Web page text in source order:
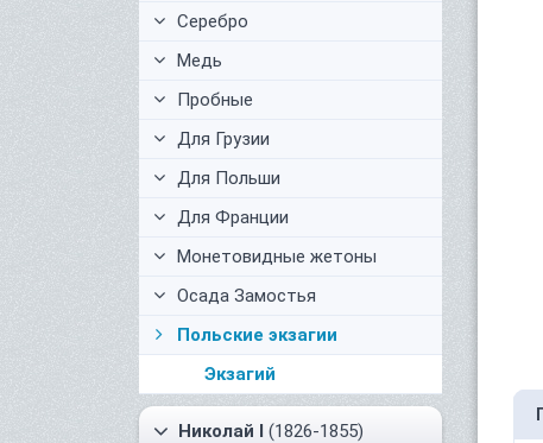
Серебро
Медь
Пробные
Для Грузии
Для Польши
Для Франции
Монетовидные жетоны
Осада Замостья
Польские экзагии
Экзагий
Николай I (1826-1855)